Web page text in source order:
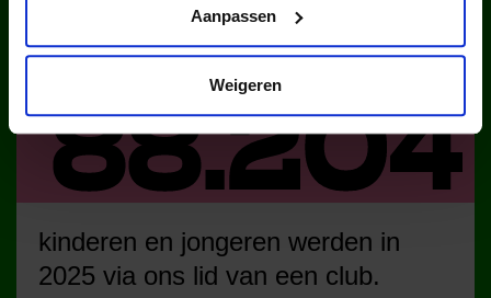
Aanpassen
Weigeren
WIST JE DAT IN
NEDERLAND?
kinderen en jongeren werden in
2025 via ons lid van een club.